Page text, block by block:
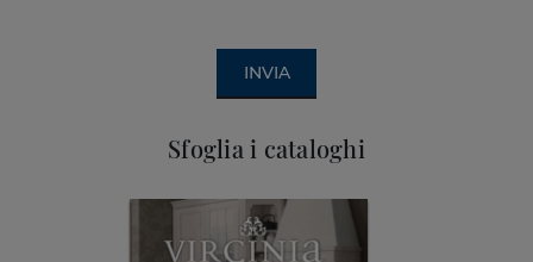
Sfoglia i cataloghi
INVIA